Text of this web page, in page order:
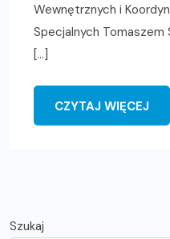
Wewnętrznych i
Specjalnych Tomaszem
[…]
CZYTAJ WIĘCEJ
Szukaj